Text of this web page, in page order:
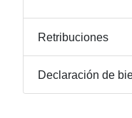
Retribuciones
Declaración de